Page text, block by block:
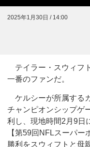
2025年1月30日 / 14:00
テイラー・スウィフ
一番のファンだ。
ケルシーが所属する
チャンピオンシップゲ
利し、現地時間2月9日
【第59回NFLスーパ
勝利をスウィフトと母